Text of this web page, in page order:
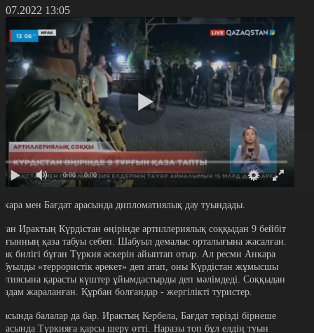
13:05
0:00 / 0:00
мен Бағдат арасында дипломатиялық дау туындады.
Ирактың Күрдістан өңірінде артиллериялық соққыдан 9 бейбіт
қаза табуы себеп. Шабуыл демалыс орталығына жасалған.
билігі бұған Түркия әскерін айыптап отыр. Ал ресми Анкара
«террористік әрекет» деп атап, оны Күрдістан жұмысшы
қарасты күштер ұйымдастырды деп мәлімдеді. Соққыдан
адам жараланған. Құрбан болғандар - жергілікті туристер.
балалар да бар. Ирактың Кербела, Бағдат тәрізді бірнеше
Түркияға қарсы шеру өтті. Наразы топ бұл елдің туын